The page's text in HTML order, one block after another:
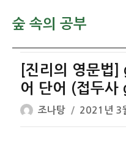
숲 속의 공부
[진리의 영문법
어 단어 (접두사
글
쓴
조나탕
작
성
2021년 3